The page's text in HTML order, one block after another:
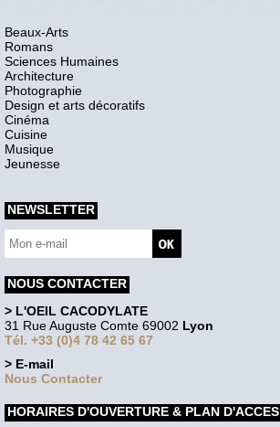
Beaux-Arts
Romans
Sciences Humaines
Architecture
Photographie
Design et arts décoratifs
Cinéma
Cuisine
Musique
Jeunesse
NEWSLETTER
NOUS CONTACTER
> L'OEIL CACODYLATE
31 Rue Auguste Comte 69002 Lyon
Tél. +33 (0)4 78 42 65 67
> E-mail
Nous Contacter
HORAIRES D'OUVERTURE & PLAN D'ACCES